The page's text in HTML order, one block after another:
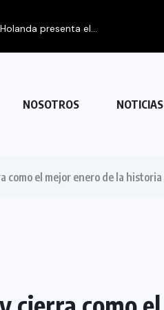
presenta el...
NOSOTROS NOTICIAS
como el mejor enero de la historia